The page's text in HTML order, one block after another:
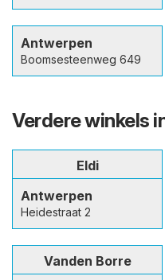
Antwerpen
Boomsesteenweg 649
Verdere winkels
Eldi
Antwerpen
Heidestraat 2
Vanden Borre